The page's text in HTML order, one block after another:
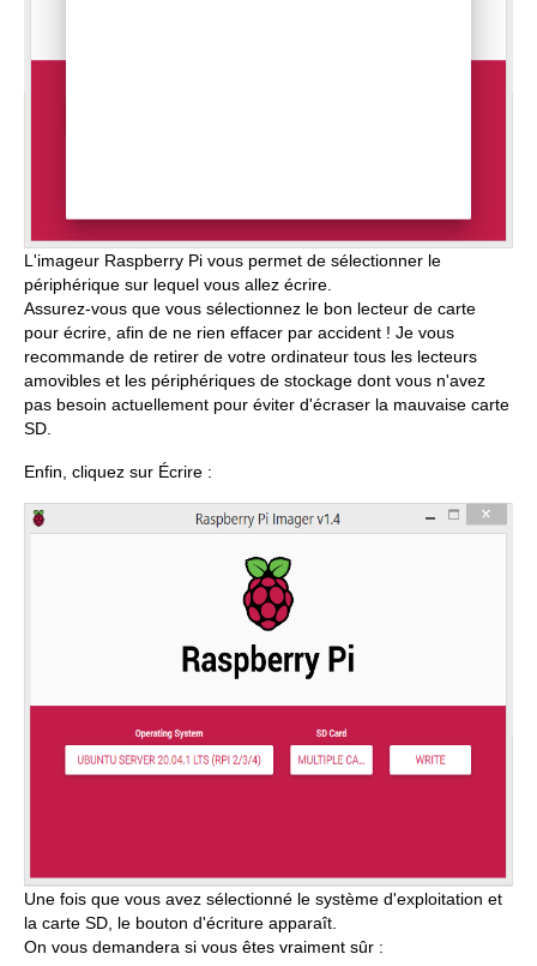
L'imageur Raspberry Pi vous permet de sélectionner le
périphérique sur lequel vous allez écrire.
Assurez-vous que vous sélectionnez le bon lecteur de carte
pour écrire, afin de ne rien effacer par accident ! Je vous
recommande de retirer de votre ordinateur tous les lecteurs
amovibles et les périphériques de stockage dont vous n'avez
pas besoin actuellement pour éviter d'écraser la mauvaise carte
SD.
Enfin, cliquez sur Écrire :
Une fois que vous avez sélectionné le système d'exploitation et
la carte SD, le bouton d'écriture apparaît.
On vous demandera si vous êtes vraiment sûr :